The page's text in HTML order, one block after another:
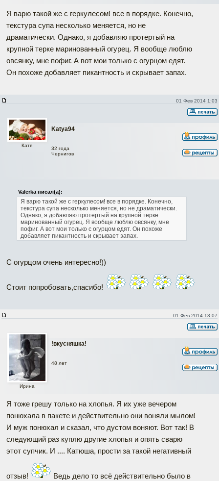
Я варю такой же с геркулесом! все в порядке. Конечно,
текстура супа несколько меняется, но не
драматически. Однако, я добавляю протертый на
крупной терке маринованный огурец. Я вообще люблю
овсянку, мне пофиг. А вот мои только с огурцом едят.
Он похоже добавляет пикантность и скрывает запах.
01 Фев 2014 1:03
Katya94
Катя
32 года
Чернигов
Valerka писал(а):
Я варю такой же с геркулесом! все в порядке. Конечно,
текстура супа несколько меняется, но не драматически.
Однако, я добавляю протертый на крупной терке
маринованный огурец. Я вообще люблю овсянку, мне
пофиг. А вот мои только с огурцом едят. Он похоже
добавляет пикантность и скрывает запах.
С огурцом очень интересно!))
Стоит попробовать,спасибо!
01 Фев 2014 13:07
!вкусняшка!
Ирина
48 лет
Я тоже грешу только на хлопья. Я их уже вечером
понюхала в пакете и действительно они воняли мылом!
И муж понюхал и сказал, что дустом воняют. Вот так! В
следующий раз куплю другие хлопья и опять сварю
этот супчик. И .... Катюша, прости за такой негативный
отзыв!
Ведь дело то всё действительно было в